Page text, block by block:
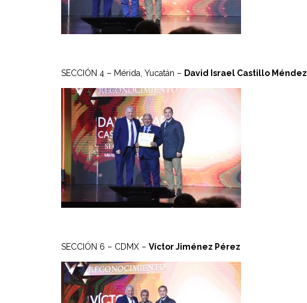
SECCIÓN 4 – Mérida, Yucatán – David Israel Castillo Méndez
SECCIÓN 6 – CDMX – Víctor Jiménez Pérez